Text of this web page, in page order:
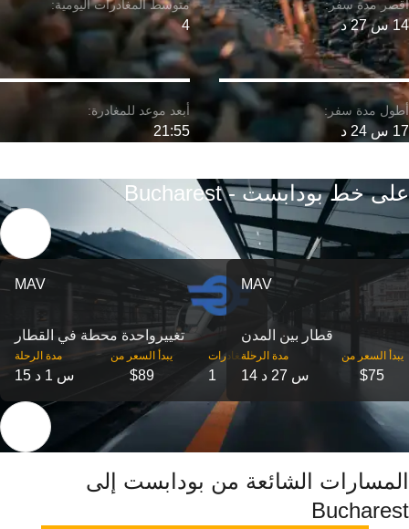
14 س 27 د
17 س 24 د
4
21:55
على خط بودابست - Bucharest
MAV
تغییرواحدة محطة في القطار
مدة الرحلة
15 س 1 د
‎يبدأ السعر من
$89
‎المغادرات
1
MAV
قطار بين المدن
مدة الرحلة
14 س 27 د
‎يبدأ السعر من
$75
المسارات الشائعة من بودابست إلى
Bucharest